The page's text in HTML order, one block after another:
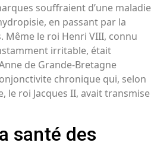
souffraient d’une maladie
en passant par la
Même le roi Henri VIII, connu
irritable, était
de Grande-Bretagne
chronique qui, selon
le roi Jacques II, avait transmise
santé des